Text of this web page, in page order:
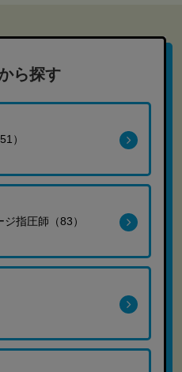
ら探す
）
指圧師（83）